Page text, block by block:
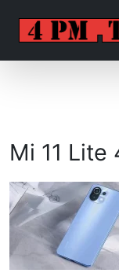
Mi 11 Lite